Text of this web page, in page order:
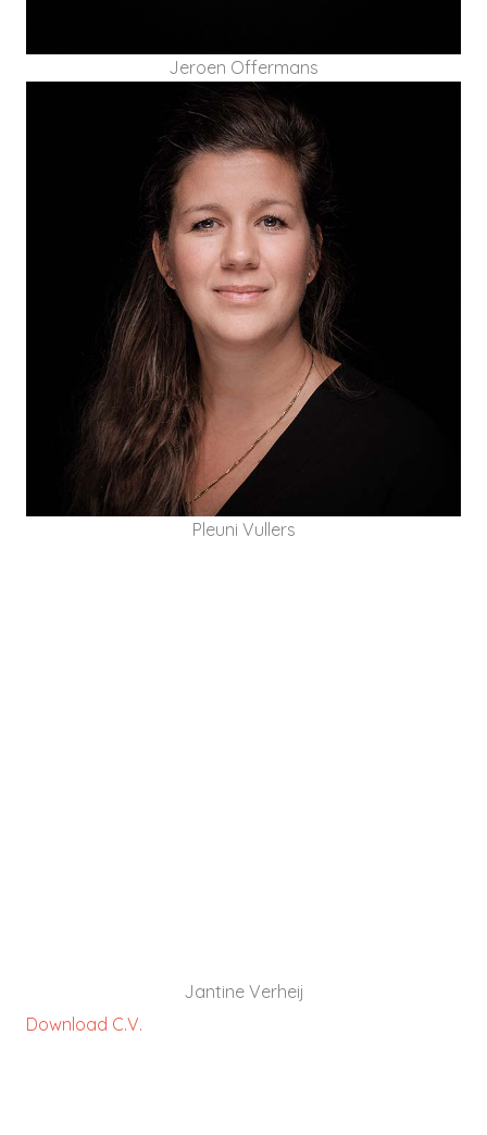
Jeroen Offermans
Pleuni
Pleuni Vullers heeft ruim 15 jaar ervaring in het
begeleiden van verandertrajecten als adviseur,
(HR) manager of project-programmaleider.
Pleuni Vullers
Jantine Verheij
Download C.V.